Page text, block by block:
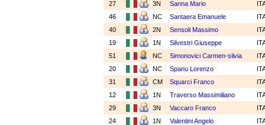
27
3N Sanna Mario
46
NC Santaera Emanuele
40
2N Sensoli Massimo
19
1N Silvestri Giuseppe
51
NC Simonovici Carmen-silvia
20
NC Spanu Lorenzo
31
CM Squarci Franco
12
1N Traverso Massimiliano
29
3N Vaccaro Franco
24
1N Valentini Angelo